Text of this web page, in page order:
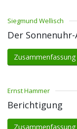
Siegmund Wellisch
Der
Ernst Hammer
Berichtigung